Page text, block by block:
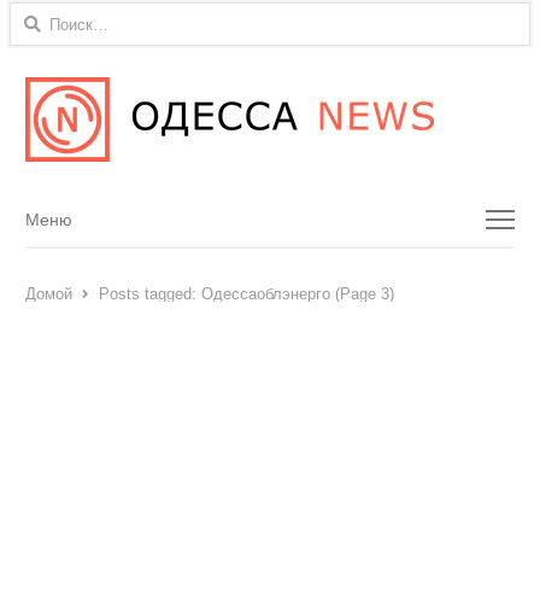
Найти:
Menu
Меню
Домой Posts tagged: Одессаоблэнерго (Page 3)